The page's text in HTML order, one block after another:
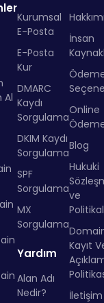
Al
Kurumsal
E-Posta
E-Posta
Kur
DMARC
Kaydı
Sorgulama
DKIM Kaydı
Sorgulama
SPF
Sorgulama
MX
Sorgulama
Yardım
Alan Adı
Nedir?
İnsan
Online
Blog
Hukuki
ve
Kayıt
İletişim